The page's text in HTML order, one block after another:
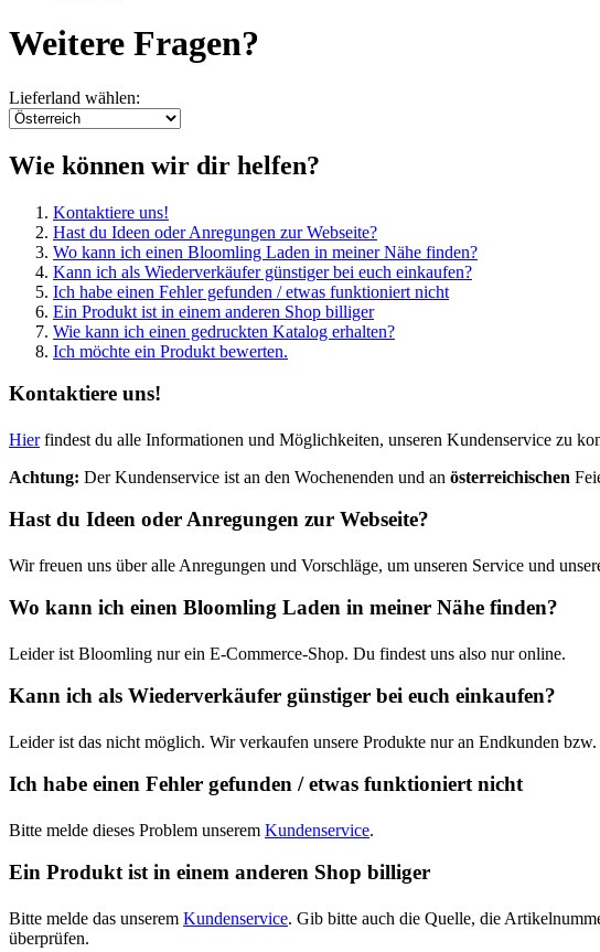
Weitere Fragen?
Lieferland wählen:
Wie können wir dir helfen?
Kontaktiere uns!
Hast du Ideen oder Anregungen zur Webseite?
Wo kann ich einen Bloomling Laden in meiner Nähe finden?
Kann ich als Wiederverkäufer günstiger bei euch einkaufen?
Ich habe einen Fehler gefunden / etwas funktioniert nicht
Ein Produkt ist in einem anderen Shop billiger
Wie kann ich einen gedruckten Katalog erhalten?
Ich möchte ein Produkt bewerten.
Kontaktiere uns!
Hierfindest du alle Informationen und Möglichkeiten, unseren Kundenservice zu
Achtung: Der Kundenservice ist an den Wochenenden und an österreichischen
Hast du Ideen oder Anregungen zur Webseite?
Wir freuen uns über alle Anregungen und Vorschläge, um unseren Service und
Wo kann ich einen Bloomling Laden in meiner Nähe finden?
Leider ist Bloomling nur ein E-Commerce-Shop. Du findest uns also nur online.
Kann ich als Wiederverkäufer günstiger bei euch einkaufen?
Leider ist das nicht möglich. Wir verkaufen unsere Produkte nur an Endkunden
Ich habe einen Fehler gefunden / etwas funktioniert nicht
Bitte melde dieses Problem unserem Kundenservice.
Ein Produkt ist in einem anderen Shop billiger
Bitte melde das unserem Kundenservice. Gib bitte auch die Quelle, die
überprüfen.